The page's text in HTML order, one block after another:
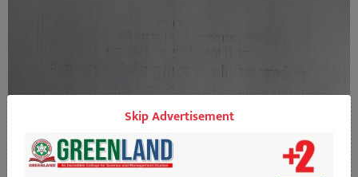
Skip Advertisement